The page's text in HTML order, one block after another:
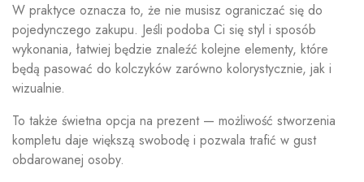
W praktyce oznacza to, że nie musisz ograniczać się do
pojedynczego zakupu. Jeśli podoba Ci się styl i sposób
wykonania, łatwiej będzie znaleźć kolejne elementy, które
będą pasować do kolczyków zarówno kolorystycznie, jak i
wizualnie.
To także świetna opcja na prezent — możliwość stworzenia
kompletu daje większą swobodę i pozwala trafić w gust
obdarowanej osoby.